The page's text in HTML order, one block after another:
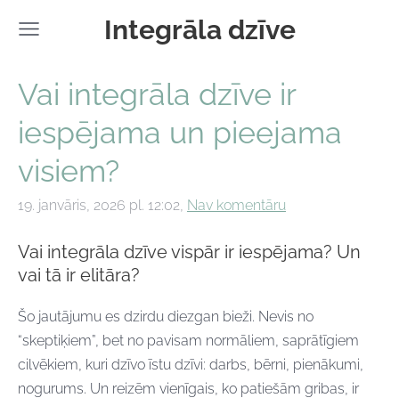
Integrāla dzīve
Vai integrāla dzīve ir
iespējama un pieejama
visiem?
19. janvāris, 2026 pl. 12:02, Nav komentāru
Vai integrāla dzīve vispār ir iespējama? Un
vai tā ir elitāra?
Šo jautājumu es dzirdu diezgan bieži. Nevis no
“skeptiķiem”, bet no pavisam normāliem, saprātīgiem
cilvēkiem, kuri dzīvo īstu dzīvi: darbs, bērni, pienākumi,
nogurums. Un reizēm vienīgais, ko patiešām gribas, ir